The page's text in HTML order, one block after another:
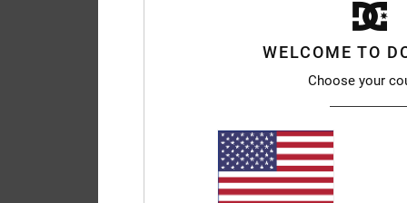
WELCOME TO
Choose your